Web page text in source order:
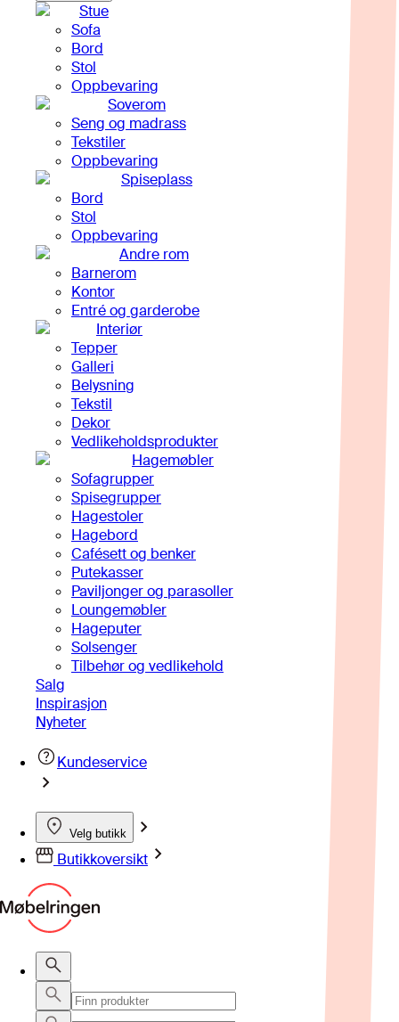
Stue
Sofa
Bord
Stol
Oppbevaring
Soverom
Seng og madrass
Tekstiler
Oppbevaring
Spiseplass
Bord
Stol
Oppbevaring
Andre rom
Barnerom
Kontor
Entré og garderobe
Interiør
Tepper
Galleri
Belysning
Tekstil
Dekor
Vedlikeholdsprodukter
Hagemøbler
Sofagrupper
Spisegrupper
Hagestoler
Hagebord
Cafésett og benker
Putekasser
Paviljonger og parasoller
Loungemøbler
Hageputer
Solsenger
Tilbehør og vedlikehold
Salg
Inspirasjon
Nyheter
Kundeservice
Velg butikk
Butikkoversikt